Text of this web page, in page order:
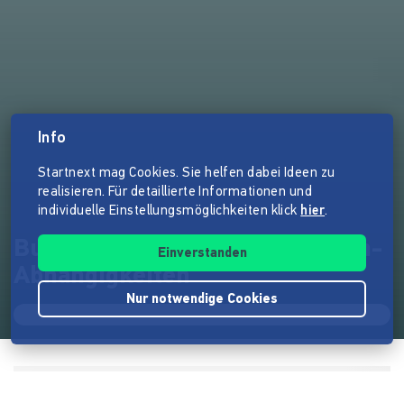
Buch: 50 Jahre Afrikanische Un-
Abhängigkeiten
Info
Startnext mag Cookies. Sie helfen dabei Ideen zu
realisieren. Für detaillierte Informationen und
individuelle Einstellungsmöglichkeiten klick hier.
Einverstanden
Nur notwendige Cookies